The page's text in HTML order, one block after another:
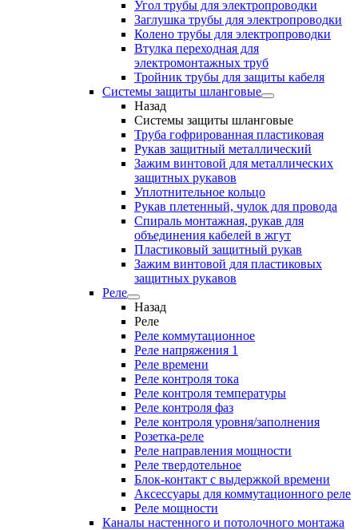
Угол трубы для электропроводки
Заглушка трубы для электропроводки
Колено трубы для электропроводки
Втулка переходная для
электромонтажных труб
Тройник трубы для защиты кабеля
Системы защиты шланговые
Назад
Системы защиты шланговые
Труба гофрированная пластиковая
Рукав защитный металлический
Зажим винтовой для металлических
защитных рукавов
Уплотнительное кольцо
Рукав плетенный, чулок для провода
Спираль монтажная, рукав для
объединения кабелей в жгут
Пластиковый защитный рукав
Зажим винтовой для пластиковых
защитных рукавов
Реле
Назад
Реле
Реле коммутационное
Реле напряжения 1
Реле времени
Реле контроля тока
Реле контроля температуры
Реле контроля фаз
Реле контроля уровня/заполнения
Розетка-реле
Реле направления мощности
Реле твердотельное
Блок-контакт с выдержкой времени
Аксессуары для коммутационного реле
Реле мощности
Каналы настенного и потолочного монтажа